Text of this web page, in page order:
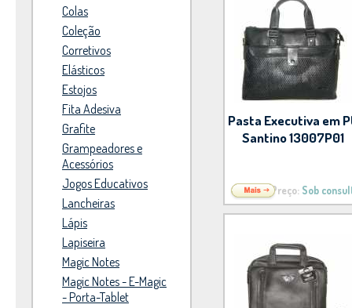
Colas
Coleção
Corretivos
Elásticos
Estojos
Fita Adesiva
Grafite
Grampeadores e
Acessórios
Jogos Educativos
Lancheiras
Lápis
Lapiseira
Magic Notes
Magic Notes - E-Magic
- Porta-Tablet
Pasta Executiva em
Santino 13007P01
Preço: Sob